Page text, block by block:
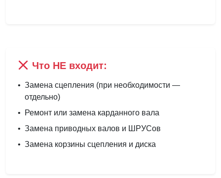
Что НЕ входит:
• Замена сцепления (при необходимости —
отдельно)
•
Ремонт или замена карданного вала
• Замена приводных валов и ШРУСов
• Замена корзины сцепления и диска